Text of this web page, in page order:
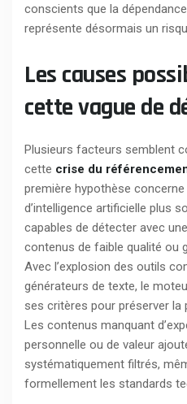
conscients que la
représente désormais un
Les causes
cette vague de
Plusieurs facteurs semblent
cette crise du
première hypothèse
d’intelligence artificielle plus
capables de détecter avec
contenus de faible qualité ou
Avec l’explosion des outils
générateurs de texte, le
ses critères pour préserver
Les contenus manquant
personnelle ou de valeur
systématiquement filtrés,
formellement les standards